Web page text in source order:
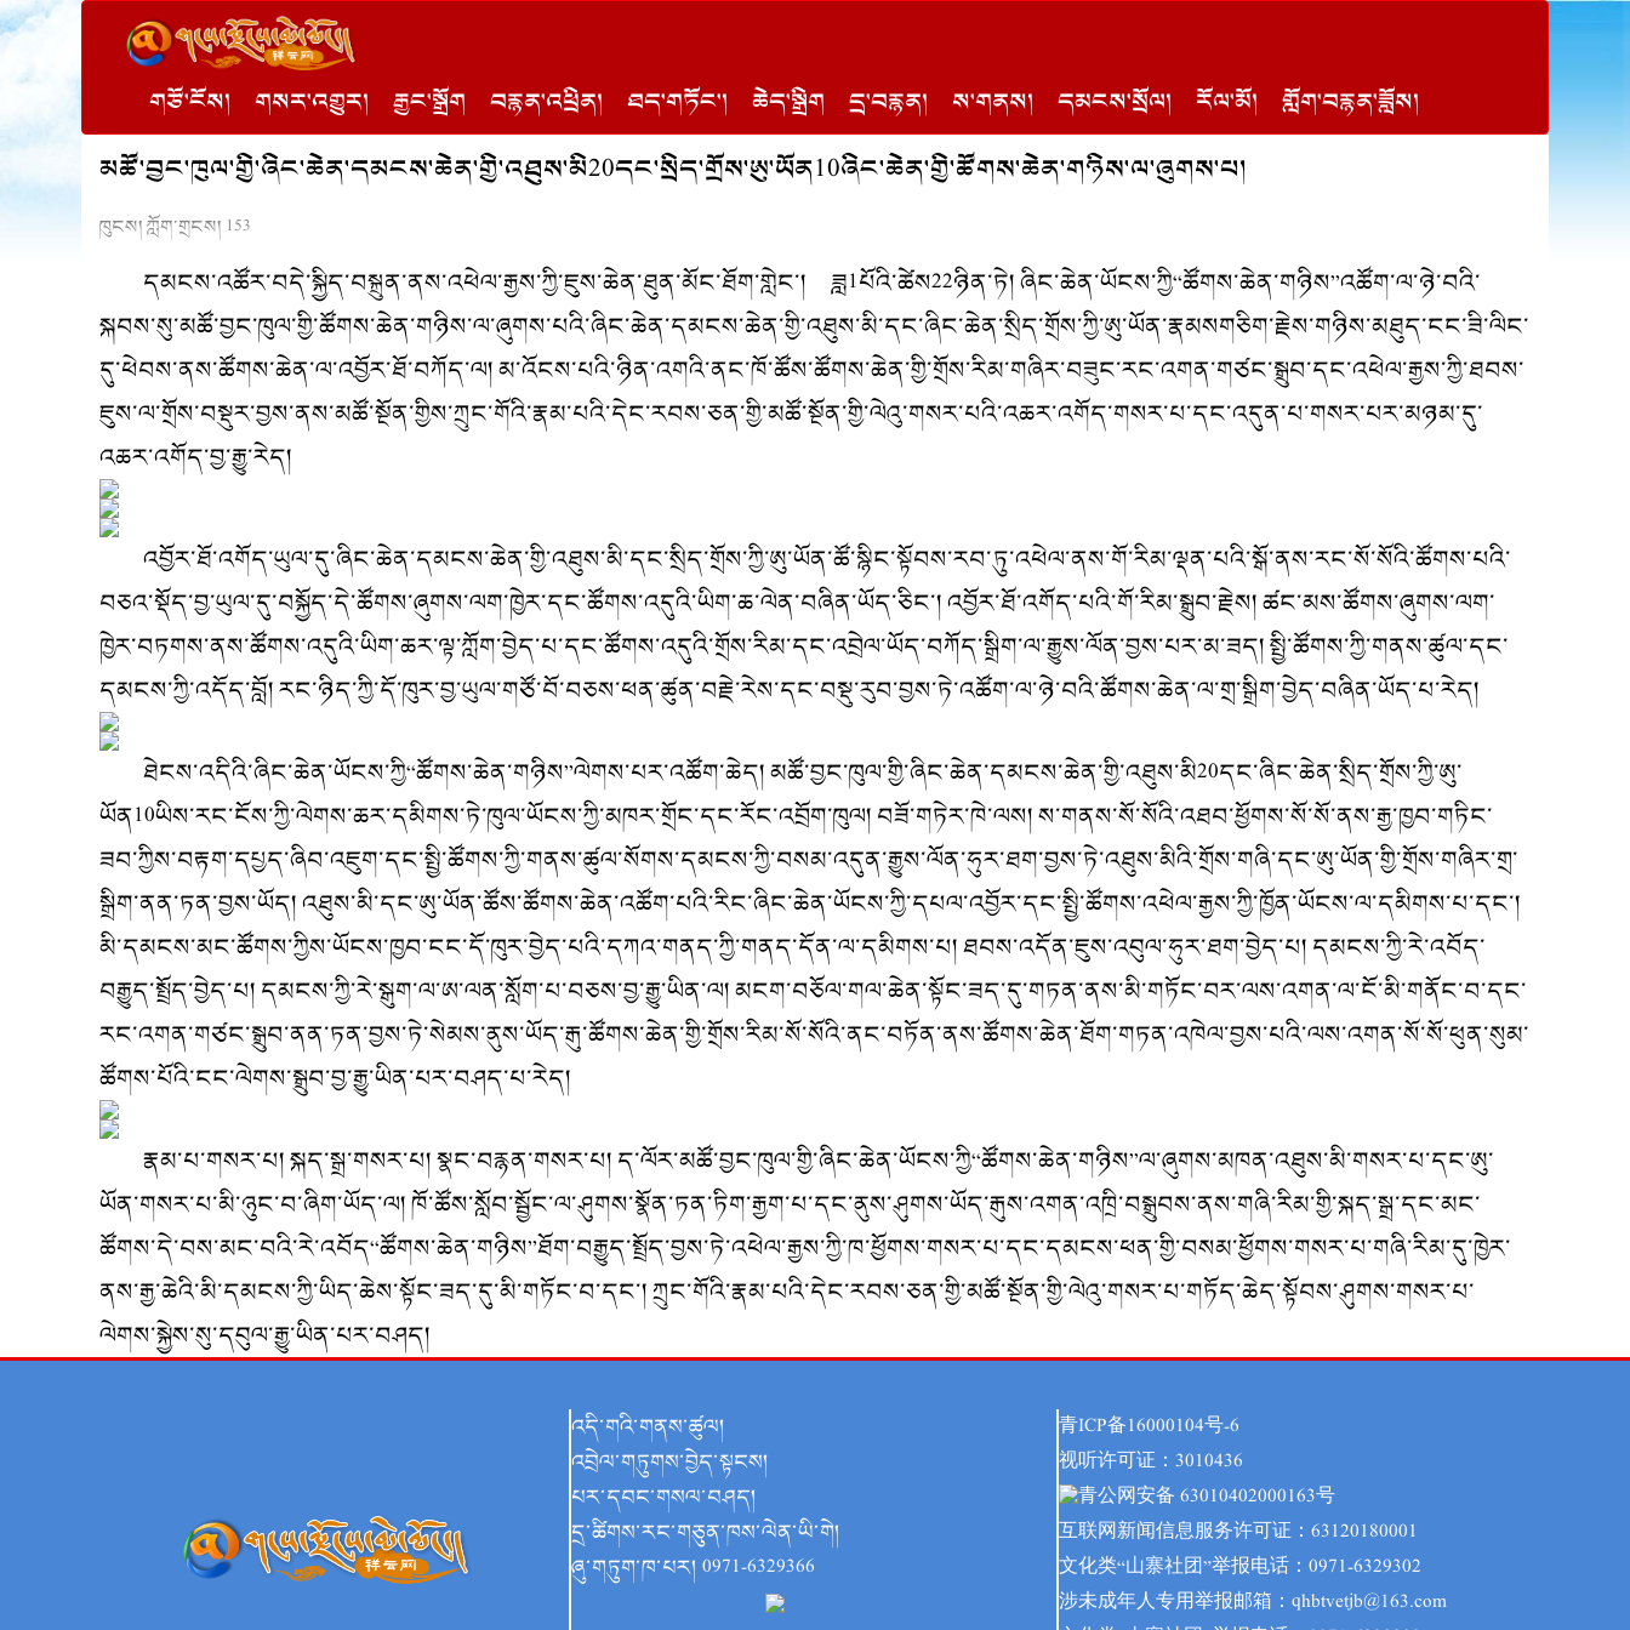
གཙོ་ངོས། གསར་འགྱུར། རྒྱང་སྒྲོག བརྙན་འཕྲིན། ཐད་གཏོང་། ཆེད་སྒྲིག དྲ་བརྙན། ས་གནས། དམངས་སྲོལ། རོལ་མོ། གློག་བརྙན་ཟློས།
མཚོ་བྱང་ཁུལ་གྱི་ཞིང་ཆེན་དམངས་ཆེན་གྱི་འཐུས་མི20དང་སྲིད་གྲོས་ཨུ་ཡོན10ཞིང་ཆེན་གྱི་ཚོགས་ཆེན་གཉིས་ལ་ཞུགས་པ།
ཁུངས། ཀློག་གྲངས། 153
དམངས་འཚོར་བདེ་སྐྱིད་བསྐྲུན་ནས་འཕེལ་རྒྱས་ཀྱི་ཇུས་ཆེན་ཐུན་མོང་ཐོག་གླེང་། ཟླ1པོའི་ཚེས22ཉིན་ཏེ། ཞིང་ཆེན་ཡོངས་ཀྱི“ཚོགས་ཆེན་གཉིས”འཚོག་ལ་ཉེ་བའི་
སྐབས་སུ་མཚོ་བྱང་ཁུལ་གྱི་ཚོགས་ཆེན་གཉིས་ལ་ཞུགས་པའི་ཞིང་ཆེན་དམངས་ཆེན་གྱི་འཐུས་མི་དང་ཞིང་ཆེན་སྲིད་གྲོས་ཀྱི་ཨུ་ཡོན་རྣམསགཅིག་རྗེས་གཉིས་མཐུད་ངང་ཟི་ལིང་
དུ་ཕེབས་ནས་ཚོགས་ཆེན་ལ་འབྱོར་ཐོ་བཀོད་ལ། མ་འོངས་པའི་ཉིན་འགའི་ནང་ཁོ་ཚོས་ཚོགས་ཆེན་གྱི་གྲོས་རིམ་གཞིར་བཟུང་རང་འགན་གཙང་སྒྲུབ་དང་འཕེལ་རྒྱས་ཀྱི་ཐབས་
ཇུས་ལ་གྲོས་བསྡུར་བྱས་ནས་མཚོ་སྔོན་གྱིས་ཀྲུང་གོའི་རྣམ་པའི་དེང་རབས་ཅན་གྱི་མཚོ་སྔོན་གྱི་ལེའུ་གསར་པའི་འཆར་འགོད་གསར་པ་དང་འདུན་པ་གསར་པར་མཉམ་དུ་
འཆར་འགོད་བྱ་རྒྱུ་རེད།
འབྱོར་ཐོ་འགོད་ཡུལ་དུ་ཞིང་ཆེན་དམངས་ཆེན་གྱི་འཐུས་མི་དང་སྲིད་གྲོས་ཀྱི་ཨུ་ཡོན་ཚོ་སྙིང་སྟོབས་རབ་ཏུ་འཕེལ་ནས་གོ་རིམ་ལྡན་པའི་སྒོ་ནས་རང་སོ་སོའི་ཚོགས་པའི་
བཅའ་སྡོད་བྱ་ཡུལ་དུ་བསྐྱོད་དེ་ཚོགས་ཞུགས་ལག་ཁྱེར་དང་ཚོགས་འདུའི་ཡིག་ཆ་ལེན་བཞིན་ཡོད་ཅིང་། འབྱོར་ཐོ་འགོད་པའི་གོ་རིམ་སྒྲུབ་རྗེས། ཚང་མས་ཚོགས་ཞུགས་ལག་
ཁྱེར་བཏགས་ནས་ཚོགས་འདུའི་ཡིག་ཆར་ལྟ་ཀློག་བྱེད་པ་དང་ཚོགས་འདུའི་གྲོས་རིམ་དང་འབྲེལ་ཡོད་བཀོད་སྒྲིག་ལ་རྒྱུས་ལོན་བྱས་པར་མ་ཟད། སྤྱི་ཚོགས་ཀྱི་གནས་ཚུལ་དང་
དམངས་ཀྱི་འདོད་བློ། རང་ཉིད་ཀྱི་དོ་ཁུར་བྱ་ཡུལ་གཙོ་བོ་བཅས་ཕན་ཚུན་བརྗེ་རེས་དང་བསྡུ་རུབ་བྱས་ཏེ་འཚོག་ལ་ཉེ་བའི་ཚོགས་ཆེན་ལ་གྲ་སྒྲིག་བྱེད་བཞིན་ཡོད་པ་རེད།
ཐེངས་འདིའི་ཞིང་ཆེན་ཡོངས་ཀྱི“ཚོགས་ཆེན་གཉིས”ལེགས་པར་འཚོག་ཆེད། མཚོ་བྱང་ཁུལ་གྱི་ཞིང་ཆེན་དམངས་ཆེན་གྱི་འཐུས་མི20དང་ཞིང་ཆེན་སྲིད་གྲོས་ཀྱི་ཨུ་
ཡོན10ཡིས་རང་ངོས་ཀྱི་ལེགས་ཆར་དམིགས་ཏེ་ཁུལ་ཡོངས་ཀྱི་མཁར་གྲོང་དང་རོང་འབྲོག་ཁུལ། བཟོ་གཏེར་ཁེ་ལས། ས་གནས་སོ་སོའི་འཐབ་ཕྱོགས་སོ་སོ་ནས་རྒྱ་ཁྱབ་གཏིང་
ཟབ་ཀྱིས་བརྟག་དཔྱད་ཞིབ་འཇུག་དང་སྤྱི་ཚོགས་ཀྱི་གནས་ཚུལ་སོགས་དམངས་ཀྱི་བསམ་འདུན་རྒྱུས་ལོན་ཧུར་ཐག་བྱས་ཏེ་འཐུས་མིའི་གྲོས་གཞི་དང་ཨུ་ཡོན་གྱི་གྲོས་གཞིར་གྲ་
སྒྲིག་ནན་ཏན་བྱས་ཡོད། འཐུས་མི་དང་ཨུ་ཡོན་ཚོས་ཚོགས་ཆེན་འཚོག་པའི་རིང་ཞིང་ཆེན་ཡོངས་ཀྱི་དཔལ་འབྱོར་དང་སྤྱི་ཚོགས་འཕེལ་རྒྱས་ཀྱི་ཁྱོན་ཡོངས་ལ་དམིགས་པ་དང་།
མི་དམངས་མང་ཚོགས་ཀྱིས་ཡོངས་ཁྱབ་ངང་དོ་ཁུར་བྱེད་པའི་དཀའ་གནད་ཀྱི་གནད་དོན་ལ་དམིགས་པ། ཐབས་འདོན་ཇུས་འབུལ་ཧུར་ཐག་བྱེད་པ། དམངས་ཀྱི་རེ་འབོད་
བརྒྱུད་སྤྲོད་བྱེད་པ། དམངས་ཀྱི་རེ་སྒུག་ལ་ཨ་ལན་སློག་པ་བཅས་བྱ་རྒྱུ་ཡིན་ལ། མངག་བཅོལ་གལ་ཆེན་སྟོང་ཟད་དུ་གཏན་ནས་མི་གཏོང་བར་ལས་འགན་ལ་ངོ་མི་གནོང་བ་དང་
རང་འགན་གཙང་སྒྲུབ་ནན་ཏན་བྱས་ཏེ་སེམས་ནུས་ཡོད་རྒུ་ཚོགས་ཆེན་གྱི་གྲོས་རིམ་སོ་སོའི་ནང་བཏོན་ནས་ཚོགས་ཆེན་ཐོག་གཏན་འཁེལ་བྱས་པའི་ལས་འགན་སོ་སོ་ཕུན་སུམ་
ཚོགས་པོའི་ངང་ལེགས་སྒྲུབ་བྱ་རྒྱུ་ཡིན་པར་བཤད་པ་རེད།
རྣམ་པ་གསར་པ། སྐད་སྒྲ་གསར་པ། སྣང་བརྙན་གསར་པ། ད་ལོར་མཚོ་བྱང་ཁུལ་གྱི་ཞིང་ཆེན་ཡོངས་ཀྱི“ཚོགས་ཆེན་གཉིས”ལ་ཞུགས་མཁན་འཐུས་མི་གསར་པ་དང་ཨུ་
ཡོན་གསར་པ་མི་ཉུང་བ་ཞིག་ཡོད་ལ། ཁོ་ཚོས་སློབ་སྦྱོང་ལ་ཤུགས་སྣོན་ཏན་ཏིག་རྒྱག་པ་དང་ནུས་ཤུགས་ཡོད་རྒུས་འགན་འཁྲི་བསྒྲུབས་ནས་གཞི་རིམ་གྱི་སྐད་སྒྲ་དང་མང་
ཚོགས་དེ་བས་མང་བའི་རེ་འབོད“ཚོགས་ཆེན་གཉིས”ཐོག་བརྒྱུད་སྤྲོད་བྱས་ཏེ་འཕེལ་རྒྱས་ཀྱི་ཁ་ཕྱོགས་གསར་པ་དང་དམངས་ཕན་གྱི་བསམ་ཕྱོགས་གསར་པ་གཞི་རིམ་དུ་ཁྱེར་
ནས་རྒྱ་ཆེའི་མི་དམངས་ཀྱི་ཡིད་ཆེས་སྟོང་ཟད་དུ་མི་གཏོང་བ་དང་། ཀྲུང་གོའི་རྣམ་པའི་དེང་རབས་ཅན་གྱི་མཚོ་སྔོན་གྱི་ལེའུ་གསར་པ་གཏོད་ཆེད་སྟོབས་ཤུགས་གསར་པ་
ལེགས་སྐྱེས་སུ་དབུལ་རྒྱུ་ཡིན་པར་བཤད།
འདི་གའི་གནས་ཚུལ།
འབྲེལ་གཏུགས་བྱེད་སྟངས།
པར་དབང་གསལ་བཤད།
དྲ་ཚིགས་རང་གཅུན་ཁས་ལེན་ཡི་གེ།
ཞུ་གཏུག་ཁ་པར། 0971-6329366
青ICP备16000104号-6
视听许可证：3010436
青公网安备 63010402000163号
互联网新闻信息服务许可证：63120180001
文化类“山寨社团”举报电话：0971-6329302
涉未成年人专用举报邮箱：qhbtvetjb@163.com